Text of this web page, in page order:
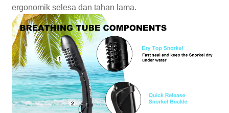
ergonomik selesa dan tahan lama.